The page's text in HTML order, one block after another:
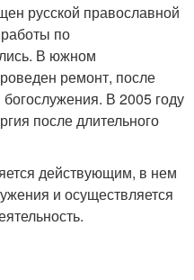
русской православной
по
В южном
ремонт, после
В 2005 году
после длительного
действующим, в нем
и осуществляется